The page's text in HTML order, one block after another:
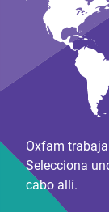
Oxfam
Selecciona
cabo allí.